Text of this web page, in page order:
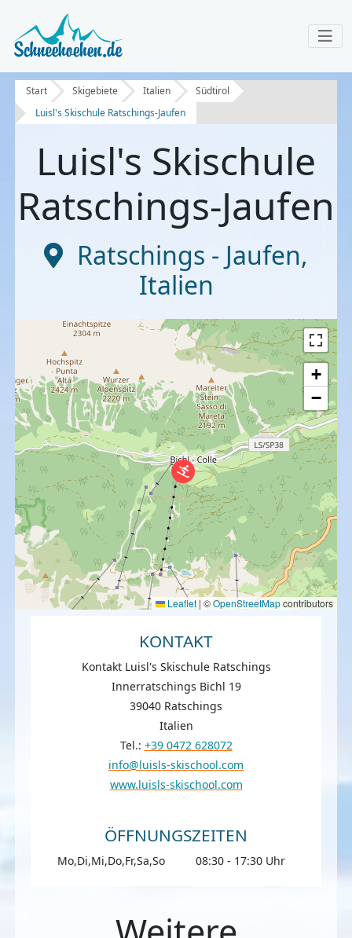
Start Skigebiete Italien
Südtirol
Luisl's Skischule Ratschings-Jaufen
Luisl's Skischule
Ratschings-Jaufen
Ratschings - Jaufen,
Italien
+
−
Leaflet | ©OpenStreetMapcontributors
KONTAKT
Kontakt Luisl's Skischule Ratschings
Innerratschings Bichl 19
39040 Ratschings
Italien
Tel.: +39 0472 628072
info@luisls-skischool.com
www.luisls-skischool.com
ÖFFNUNGSZEITEN
Mo,Di,Mi,Do,Fr,Sa,So 08:30 - 17:30 Uhr